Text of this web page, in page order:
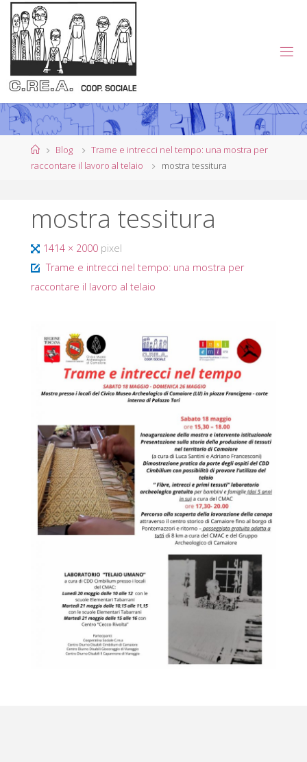
Salta
contenuto
.RE
.A.
OP
A
SO
CIA
LE
VIA
RE
G
HomeBlog
Trame e intrecci nel tempo: una mostra per
raccontare il lavoro al telaio
mostra tessitura
mostra tessitura
Tutta
larghezza
1414 × 2000 pixel
Trame e intrecci nel tempo: una mostra per
raccontare il lavoro al telaio